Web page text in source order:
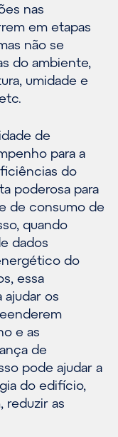
nas
em etapas
não se
do ambiente,
umidade e
de
para a
do
poderosa para
de consumo de
quando
dados
do
essa
ajudar os
e as
de
pode ajudar a
do edifício,
reduzir as